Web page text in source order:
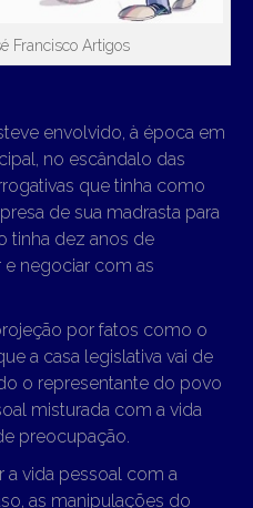
Francisco Artigos
envolvido, à época em
no escândalo das
que tinha como
de sua madrasta para
tinha dez anos de
e negociar com as
por fatos como o
a casa legislativa vai de
o representante do povo
misturada com a vida
preocupação.
a vida pessoal com a
as manipulações do